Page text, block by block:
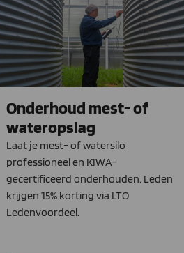
Onderhoud mest- of
wateropslag
Laat je mest- of watersilo
professioneel en KIWA-
gecertificeerd onderhouden. Leden
krijgen 15% korting via LTO
Ledenvoordeel.